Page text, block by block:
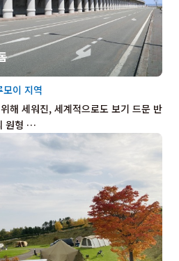
해 세워진, 세계적으로도 보기 드문 반
원형 …
이 지역